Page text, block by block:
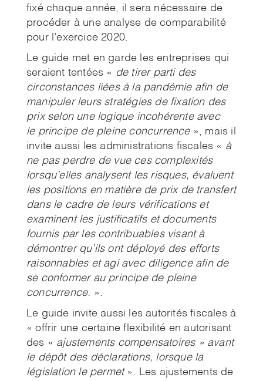
fixé chaque année, il sera nécessaire de
procéder à une analyse de comparabilité
pour l’exercice 2020.
Le guide met en garde les entreprises qui
seraient tentées « de tirer parti des
circonstances liées à la pandémie afin de
manipuler leurs stratégies de fixation des
prix selon une logique incohérente avec
le principe de pleine concurrence», mais il
invite aussi les administrations fiscales « à
ne pas perdre de vue ces complexités
lorsqu’elles analysent les risques, évaluent
les positions en matière de prix de transfert
dans le cadre de leurs vérifications et
examinent les justificatifs et documents
fournis par les contribuables visant à
démontrer qu’ils ont déployé des efforts
raisonnables et agi avec diligence afin de
se conformer au principe de pleine
concurrence. ».
Le guide invite aussi les autorités fiscales à
« offrir une certaine flexibilité en autorisant
des « ajustements compensatoires » avant
le dépôt des déclarations, lorsque la
législation le permet». Les ajustements de